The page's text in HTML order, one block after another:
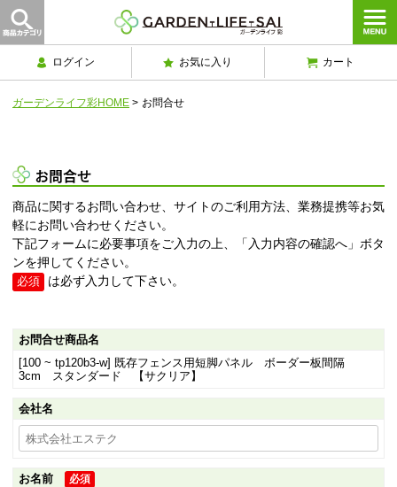
ログイン お気に入り カート
ガーデンライフ彩HOME > お問合せ
お問合せ
商品に関するお問い合わせ、サイトのご利用方法、業務提携等お気
軽にお問い合わせください。
下記フォームに必要事項をご入力の上、「入力内容の確認へ」ボタ
ンを押してください。
必須 は必ず入力して下さい。
お問合せ商品名
[100 ~ tp120b3-w] 既存フェンス用短脚パネル ボーダー板間隔
3cm スタンダード 【サクリア】
会社名
お名前 必須